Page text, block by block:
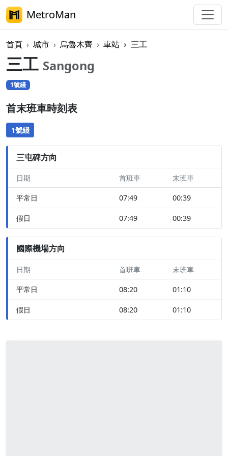
MetroMan
首頁 城市 烏魯木齊 車站 三工
三工 Sangong
1號綫
首末班車時刻表
1號綫
三屯碑方向
日期 首班車 末班車
平常日 07:49 00:39
假日 07:49 00:39
國際機場方向
日期 首班車 末班車
平常日 08:20 01:10
假日 08:20 01:10